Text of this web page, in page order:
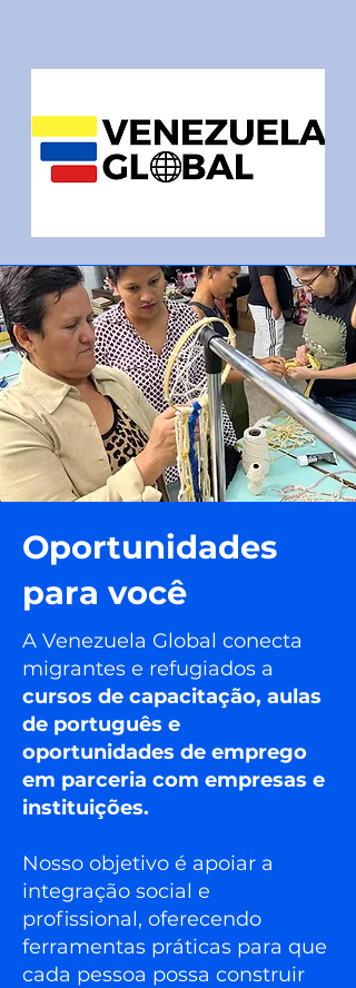
Oportunidades
para você
A Venezuela Global conecta
migrantes e refugiados a
cursos de capacitação, aulas
de português e
oportunidades de emprego
em parceria com empresas e
instituições.
Nosso objetivo é apoiar a
integração social e
profissional, oferecendo
ferramentas práticas para que
cada pessoa possa construir